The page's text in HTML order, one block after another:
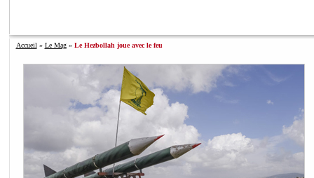
Accueil » Le Mag» Le Hezbollah joue avec le feu